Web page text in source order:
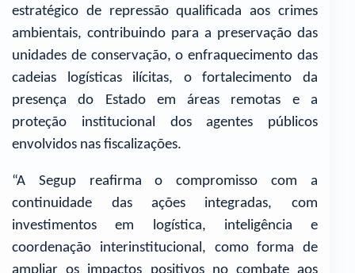
estratégico de repressão qualificada aos crimes
ambientais, contribuindo para a preservação das
unidades de conservação, o enfraquecimento das
cadeias logísticas ilícitas, o fortalecimento da
presença do Estado em áreas remotas e a
proteção institucional dos agentes públicos
envolvidos nas fiscalizações.
“A Segup reafirma o compromisso com a
continuidade das ações integradas, com
investimentos em logística, inteligência e
coordenação interinstitucional, como forma de